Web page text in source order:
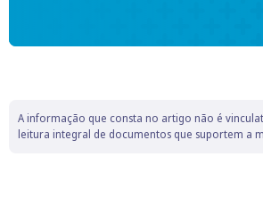
A informação que consta no artigo não é
leitura integral de documentos que suportem a